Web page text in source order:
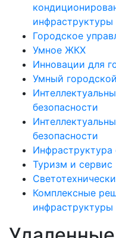
инфраструктуры
Городское
Умное ЖКХ
Инновации для
Умный
безопасности
безопасности
Инфраструктура
Туризм и сервис
Комплексные
инфраструктуры